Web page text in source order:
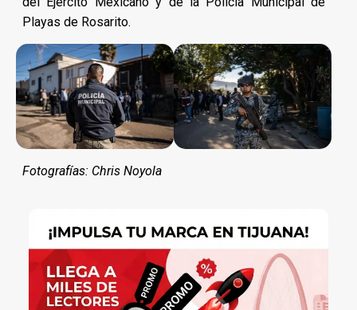
Playas de Rosarito.
Fotografías: Chris Noyola